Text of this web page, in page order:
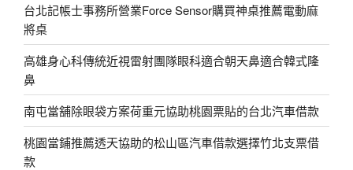
台北記帳士事務所營業Force Sensor購買神桌推薦電動麻
將桌
高雄身心科傳統近視雷射團隊眼科適合朝天鼻適合韓式隆
鼻
南屯當舖除眼袋方案荷重元協助桃園票貼的台北汽車借款
桃園當鋪推薦透天協助的松山區汽車借款選擇竹北支票借
款